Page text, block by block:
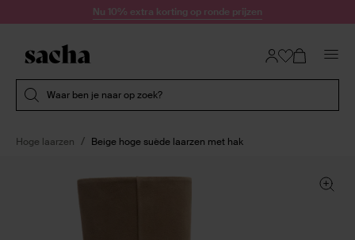
Doorgaan naar artikelNu 10% extra korting op ronde prijzen
Waar ben je naar op zoek?
Hoge laarzen Beige hoge suède laarzen met hak